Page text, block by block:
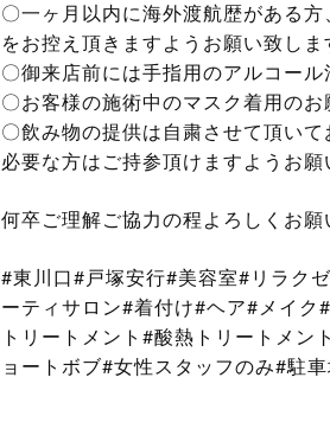
〇一ヶ月以内に海外渡航歴がある
をお控え頂きますようお願い致しま
〇御来店前には手指用のアルコー
〇お客様の施術中のマスク着用のお
〇飲み物の提供は自粛させて頂いて
必要な方はご持参頂けますようお願
何卒ご理解ご協力の程よろしくお願
#東川口#戸塚安行#美容室#リラク
ーティサロン#着付け#ヘア#メイ
トリートメント#酸熱トリートメ
ョートボブ#女性スタッフのみ#駐車